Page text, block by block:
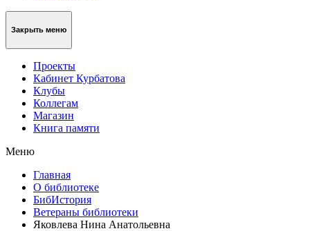
Закрыть меню
Проекты
Кабинет Курбатова
Клубы
Коллегам
Магазин
Книга памяти
Меню
Главная
О библиотеке
БибИстория
Ветераны библиотеки
Яковлева Нина Анатольевна